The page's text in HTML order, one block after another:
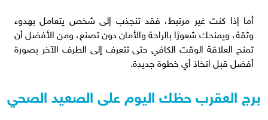
أما إذا كنت غير مرتبط، فقد تنجذب إلى شخص يتعامل بهدوء
وثقة، ويمنحك شعورًا بالراحة والأمان دون تصنع، ومن الأفضل أن
تمنح العلاقة الوقت الكافي حتى تتعرف إلى الطرف الآخر بصورة
أفضل قبل اتخاذ أي خطوة جديدة.
برج العقرب حظك اليوم على الصعيد الصحي